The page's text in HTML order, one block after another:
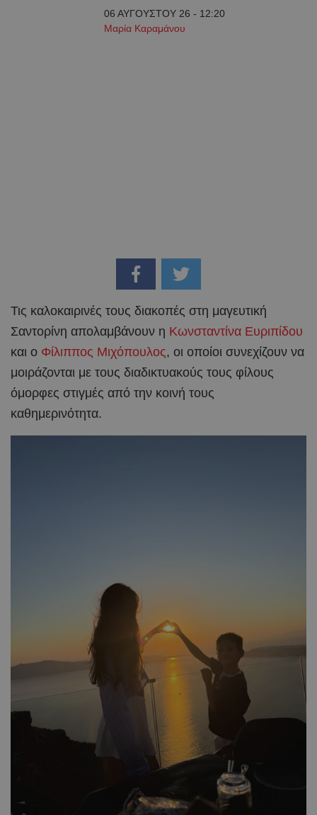
06 ΑΥΓΟΥΣΤΟΥ 26 - 12:20
Μαρία Καραμάνου
Τις καλοκαιρινές τους διακοπές στη μαγευτική
Σαντορίνη απολαμβάνουν η Κωνσταντίνα Ευριπίδου
και ο Φίλιππος Μιχόπουλος, οι οποίοι συνεχίζουν να
μοιράζονται με τους διαδικτυακούς τους φίλους
όμορφες στιγμές από την κοινή τους
καθημερινότητα.